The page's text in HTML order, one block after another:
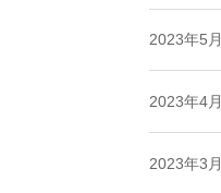
2023年5月
2023年4月
2023年3月